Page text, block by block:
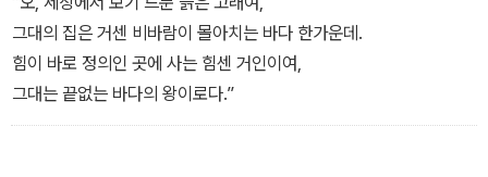
탐색하고 축적해온 지식들, 우주와 인간에 대한 철학적 명상들로 가
득하다.
그대의 집은 거센 비바람이 몰아치는 바다 한가운데.
힘이 바로 정의인 곳에 사는 힘센 거인이여,
그대는 끝없는 바다의 왕이로다.”